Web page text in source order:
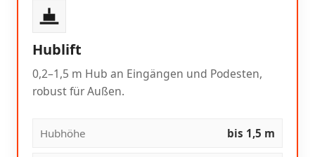
Hublift
0,2–1,5 m Hub an Eingängen und Podesten,
robust für Außen.
Hubhöhe bis 1,5 m